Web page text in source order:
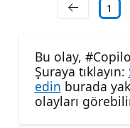
1
Bu olay,
Şuraya tıklayın:
edin burada
olayları